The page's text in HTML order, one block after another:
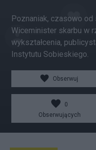
Poznaniak, czasowo
Wiceminister skarbu w
wykształcenia,
Instytutu Sobieskiego.
Obserwuj
0
Obserwujących